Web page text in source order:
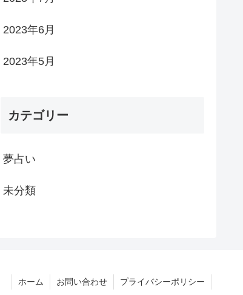
2023年6月
2023年5月
カテゴリー
夢占い
未分類
ホーム お問い合わせ プライバシーポリシー